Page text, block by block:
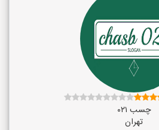
چسب ۰۲۱
تهران